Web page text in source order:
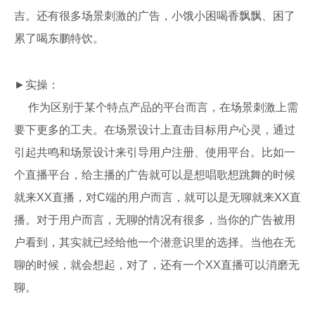
吉。还有很多场景刺激的广告，小饿小困喝香飘飘、困了
累了喝东鹏特饮。
►实操：
作为区别于某个特点产品的平台而言，在场景刺激上需
要下更多的工夫。在场景设计上直击目标用户心灵，通过
引起共鸣和场景设计来引导用户注册、使用平台。比如一
个直播平台，给主播的广告就可以是想唱歌想跳舞的时候
就来XX直播，对C端的用户而言，就可以是无聊就来XX直
播。对于用户而言，无聊的情况有很多，当你的广告被用
户看到，其实就已经给他一个潜意识里的选择。当他在无
聊的时候，就会想起，对了，还有一个XX直播可以消磨无
聊。